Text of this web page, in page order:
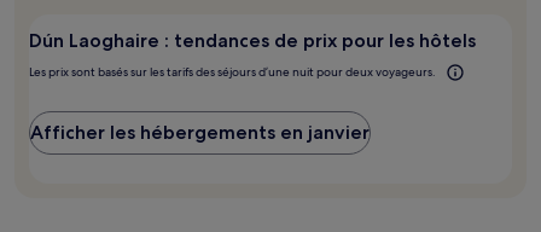
nuit
2 adultes.
prix
aller ?
Dún Laoghaire : tendances de prix pour les hôtels
Les prix sont basés sur les tarifs des séjours d’une nuit pour deux voyageurs.
Afficher les hébergements en janvier